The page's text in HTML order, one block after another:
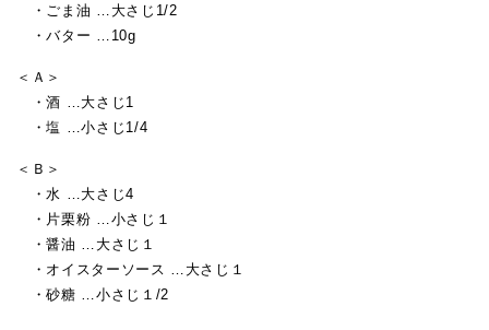
・ごま油 …大さじ1/2
・バター …10g
＜Ａ＞
・酒 …大さじ1
・塩 …小さじ1/4
＜Ｂ＞
・水 …大さじ4
・片栗粉 …小さじ１
・醤油 …大さじ１
・オイスターソース …大さじ１
・砂糖 …小さじ１/2